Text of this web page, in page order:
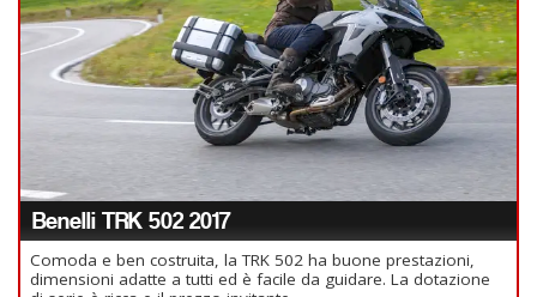
Benelli TRK 502 2017
Comoda e ben costruita, la TRK 502 ha buone prestazioni,
dimensioni adatte a tutti ed è facile da guidare. La dotazione